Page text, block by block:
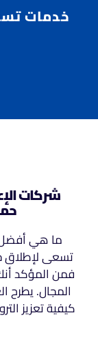
خدمات
شركات
ما هي أفضل
تسعى لإطلاق
فمن المؤكد
المجال. يطرح
كيفية تعزيز